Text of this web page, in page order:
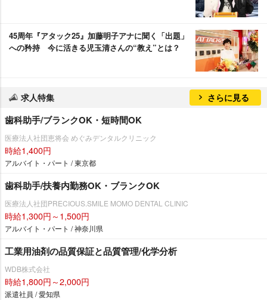
45周年『アタック25』加藤明子アナに聞く「出題」
への矜持 今に活きる児玉清さんの“教え”とは？
求人特集 さらに見る
歯科助手/ブランクOK・短時間OK
医療法人社団恵将会 めぐみデンタルクリニック
時給1,400円
アルバイト・パート / 東京都
歯科助手/扶養内勤務OK・ブランクOK
医療法人社団PRECIOUS.SMILE MOMO DENTAL CLINIC
時給1,300円～1,500円
アルバイト・パート / 神奈川県
工業用油剤の品質保証と品質管理/化学分析
WDB株式会社
時給1,800円～2,000円
派遣社員 / 愛知県